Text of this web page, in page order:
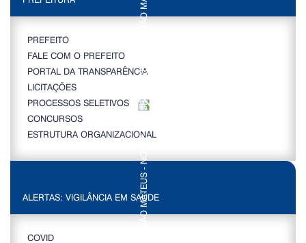
PREFEITO
FALE COM O PREFEITO
PORTAL DA TRANSPARÊNCIA
LICITAÇÕES
PROCESSOS SELETIVOS
CONCURSOS
ESTRUTURA ORGANIZACIONAL
ALERTAS: VIGILÂNCIA EM SAÚDE
COVID